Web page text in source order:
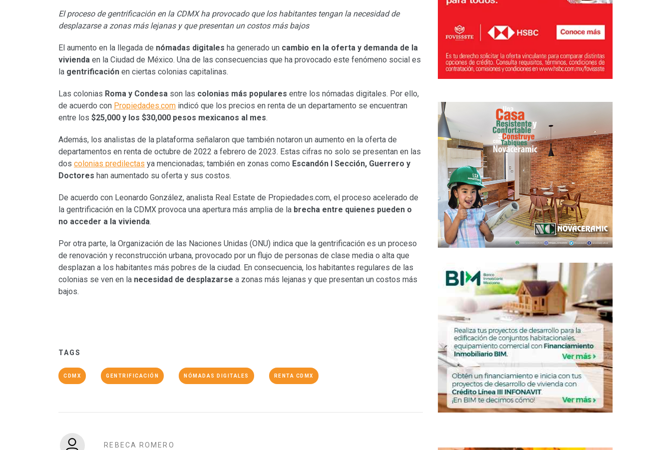
El proceso de gentrificación en la CDMX ha provocado que los habitantes tengan la necesidad de
desplazarse a zonas más lejanas y que presentan un costos más bajos
El aumento en la llegada de nómadas digitales ha generado un cambio en la oferta y demanda de la
vivienda en la Ciudad de México. Una de las consecuencias que ha provocado este fenómeno social es
la gentrificación en ciertas colonias capitalinas.
Las colonias Roma y Condesa son las colonias más populares entre los nómadas digitales. Por ello,
de acuerdo con Propiedades.com indicó que los precios en renta de un departamento se encuentran
entre los $25,000 y los $30,000 pesos mexicanos al mes.
Además, los analistas de la plataforma señalaron que también notaron un aumento en la oferta de
departamentos en renta de octubre de 2022 a febrero de 2023. Estas cifras no solo se presentan en las
dos colonias predilectas ya mencionadas; también en zonas como Escandón I Sección, Guerrero y
Doctores han aumentado su oferta y sus costos.
De acuerdo con Leonardo González, analista Real Estate de Propiedades.com, el proceso acelerado de
la gentrificación en la CDMX provoca una apertura más amplia de la brecha entre quienes pueden o
no acceder a la vivienda.
Por otra parte, la Organización de las Naciones Unidas (ONU) indica que la gentrificación es un proceso
de renovación y reconstrucción urbana, provocado por un flujo de personas de clase media o alta que
desplazan a los habitantes más pobres de la ciudad. En consecuencia, los habitantes regulares de las
colonias se ven en la necesidad de desplazarse a zonas más lejanas y que presentan un costos más
bajos.
TAGS
CDMX GENTRIFICACIÓN NÓMADAS DIGITALES RENTA CDMX
REBECA ROMERO